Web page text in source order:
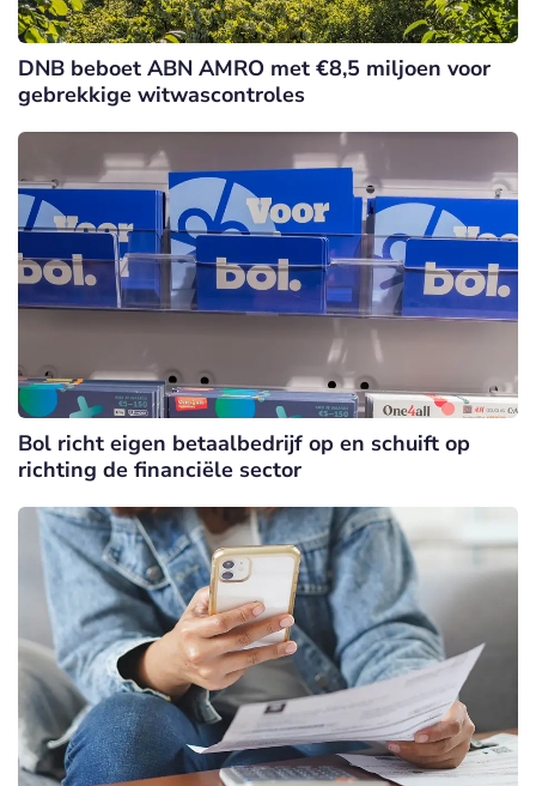
DNB beboet ABN AMRO met €8,5 miljoen voor
gebrekkige witwascontroles
Bol richt eigen betaalbedrijf op en schuift op
richting de financiële sector